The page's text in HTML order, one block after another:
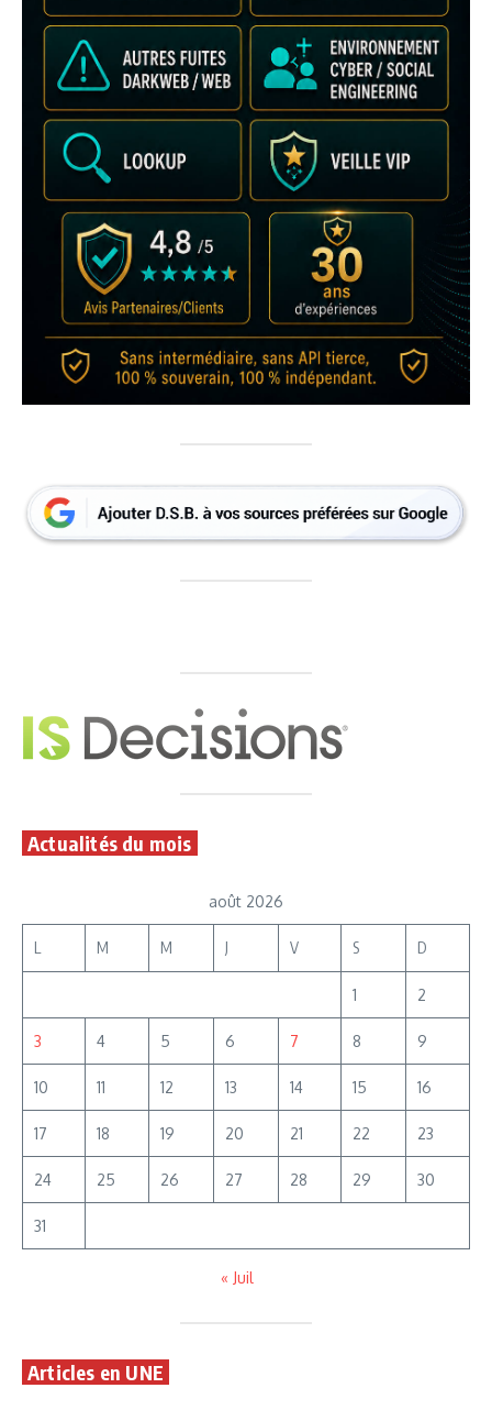
Actualités du mois
août 2026
L M M J V S D
1 2
3 4 5 6 7 8 9
10 11 12 13 14 15 16
17 18 19 20 21 22 23
24 25 26 27 28 29 30
31
« Juil
Articles en UNE